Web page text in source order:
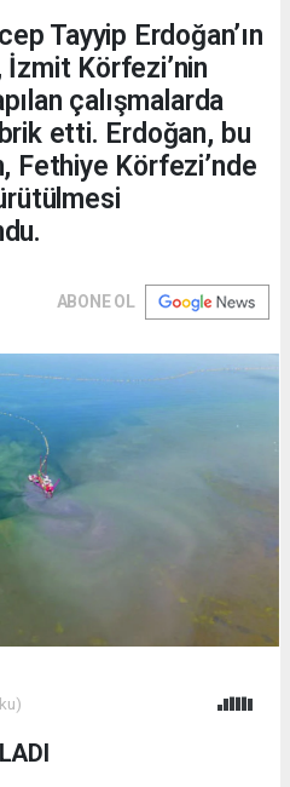
Tayyip Erdoğan’ın
Körfezi’nin
çalışmalarda
etti. Erdoğan, bu
Fethiye Körfezi’nde
ABONE OL